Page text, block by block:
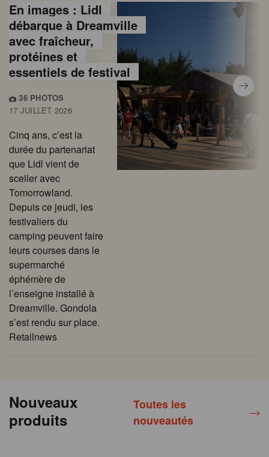
En images : Lidl
débarque à Dreamville
avec fraîcheur,
protéines et
essentiels de festival
36 PHOTOS
17 JUILLET 2026
Cinq ans, c’est la
durée du partenariat
que Lidl vient de
sceller avec
Tomorrowland.
Depuis ce jeudi, les
festivaliers du
camping peuvent faire
leurs courses dans le
supermarché
éphémère de
l’enseigne installé à
Dreamville. Gondola
s’est rendu sur place.
Retailnews
Nouveaux
produits
Toutes les
nouveautés